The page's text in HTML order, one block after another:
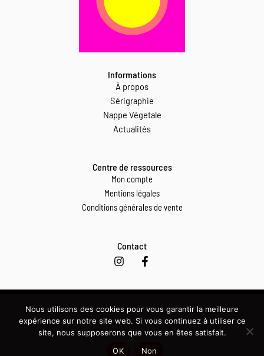
Informations
À propos
Sérigraphie
Nappe Végetale
Actualités
Centre de ressources
Mon compte
Mentions légales
Conditions générales de vente
Contact
I
n
t
g
r
a
m
F
a
e
o
o
k
-
f
Copyright © 2024 | Christine Bruniau Dupont
Nous utilisons des cookies pour vous garantir la meilleure
expérience sur notre site web. Si vous continuez à utiliser ce
site, nous supposerons que vous en êtes satisfait.
OK
Non